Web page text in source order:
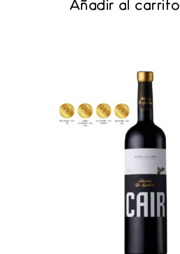
Añadir al carrito